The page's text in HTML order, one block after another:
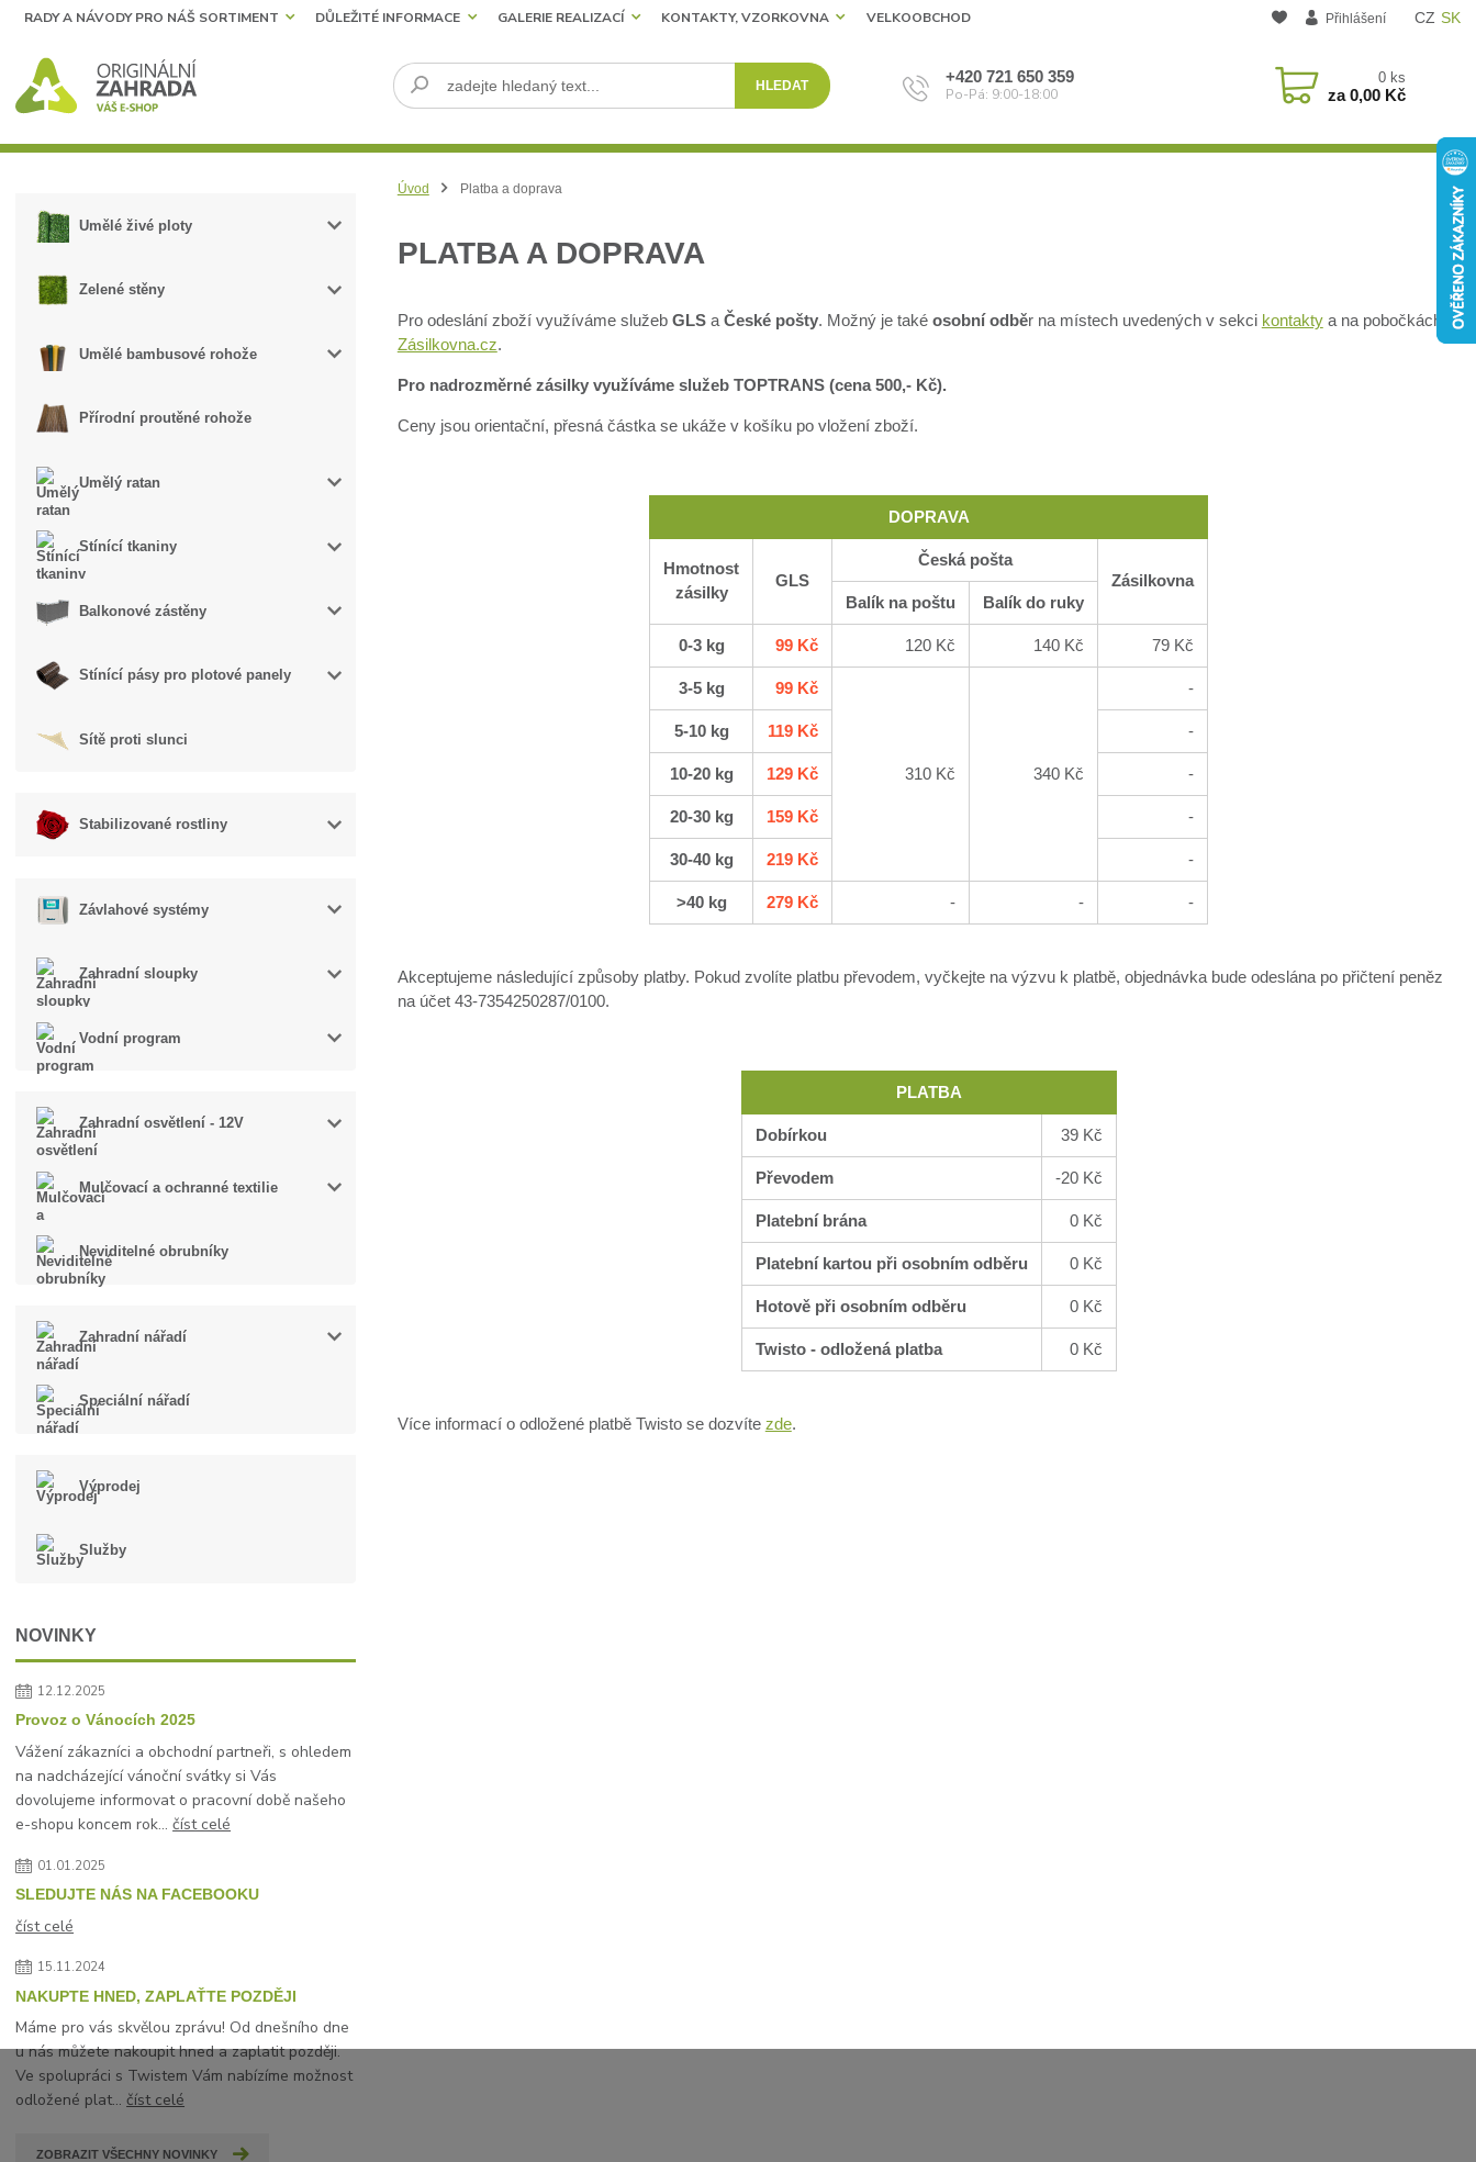
CZ SK
RADY A NÁVODY PRO NÁŠ SORTIMENT DŮLEŽITÉ INFORMACE GALERIE REALIZACÍ KONTAKTY, VZORKOVNA VELKOOBCHOD Přihlášení
HLEDAT +420 721 650 359
Po-Pá: 9:00-18:00
0 ks
za0,00 Kč
Umělé živé ploty
Zelené stěny
Umělé bambusové rohože
Přírodní proutěné rohože
Umělý ratan
Stínící tkaniny
Balkonové zástěny
Stínící pásy pro plotové panely
Sítě proti slunci
Stabilizované rostliny
Závlahové systémy
Zahradní sloupky
Vodní program
Zahradní osvětlení - 12V
Mulčovací a ochranné textilie
Neviditelné obrubníky
Zahradní nářadí
Speciální nářadí
Výprodej
Služby
NOVINKY
12.12.2025
Provoz o Vánocích 2025
Vážení zákazníci a obchodní partneři, s ohledem
na nadcházející vánoční svátky si Vás
dovolujeme informovat o pracovní době našeho
e-shopu koncem rok...číst celé
01.01.2025
SLEDUJTE NÁS NA FACEBOOKU
číst celé
15.11.2024
NAKUPTE HNED, ZAPLAŤTE POZDĚJI
Máme pro vás skvělou zprávu! Od dnešního dne
u nás můžete nakoupit hned a zaplatit později.
Ve spolupráci s Twistem Vám nabízíme možnost
odložené plat...číst celé
ZOBRAZIT VŠECHNY NOVINKY
Úvod Platba a doprava
PLATBA A DOPRAVA
Pro odeslání zboží využíváme služeb GLSaČeské pošty. Možný je také osobní odběr na místech uvedených v sekci kontaktya na pobočkách
Zásilkovna.cz.
Pro nadrozměrné zásilky využíváme služeb TOPTRANS (cena 500,- Kč).
Ceny jsou orientační, přesná částka se ukáže v košíku po vložení zboží.
DOPRAVA
Hmotnost
zásilky
GLS
Česká pošta
Zásilkovna
Balík na poštu
Balík do ruky
0-3 kg 99 Kč 120 Kč 140 Kč 79 Kč
3-5 kg 99 Kč
310 Kč 340 Kč
-
5-10 kg 119 Kč -
10-20 kg 129 Kč -
20-30 kg 159 Kč -
30-40 kg 219 Kč -
>40 kg 279 Kč - - -
Akceptujeme následující způsoby platby. Pokud zvolíte platbu převodem, vyčkejte na výzvu k platbě, objednávka bude odeslána po přičtení peněz
na účet 43-7354250287/0100.
PLATBA
Dobírkou 39 Kč
Převodem -20 Kč
Platební brána 0 Kč
Platební kartou při osobním odběru 0 Kč
Hotově při osobním odběru 0 Kč
Twisto - odložená platba 0 Kč
Více informací o odložené platbě Twisto se dozvíte zde.